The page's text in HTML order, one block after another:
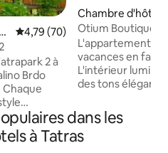
Évaluation moyenne sur la
4,79 (70)
2 à
Brdo
Chaque
vous
(qui
pour
Chambre d'hôtel
Otium Boutique
Appartement n°
L'appartement
vacances en
L'intérieur
des tons
atmosphère
vous souhaitez
promenades hivernales.
dans les
à Tatras